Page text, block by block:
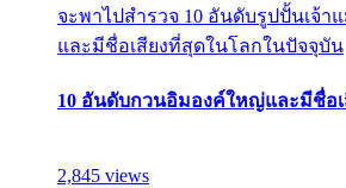
จะพาไปสำรวจ 10 อันดับรูปปั้นเจ้
และมีชื่อเสียงที่สุดในโลกในปัจจุบัน
10 อันดับกวนอิมองค์ใหญ่และมีชื่อ
2,845 views